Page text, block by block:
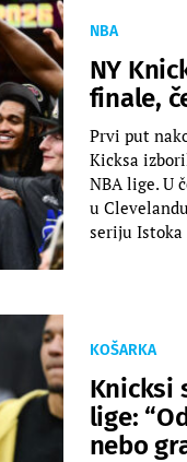
NBA
NY
finale,
Prvi put
Kicksa
NBA lige. U
u
seriju
KOŠARKA
Knicksi
lige:
nebo